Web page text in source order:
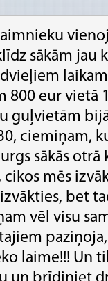
sākām jau
800 eur vietā
guļvietām
ciemiņam,
sākās
mēs
bet
vēl visu
laime!!! Un